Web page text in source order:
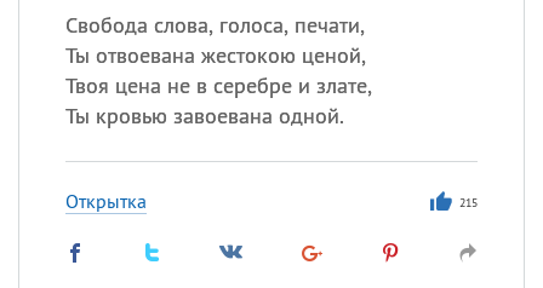
Свобода слова, голоса, печати,
Ты отвоевана жестокою ценой,
Твоя цена не в серебре и злате,
Ты кровью завоевана одной.
Открытка 215